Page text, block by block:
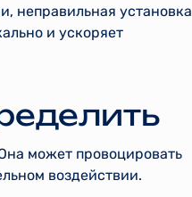
неправильная установка
и ускоряет
может провоцировать
воздействии.